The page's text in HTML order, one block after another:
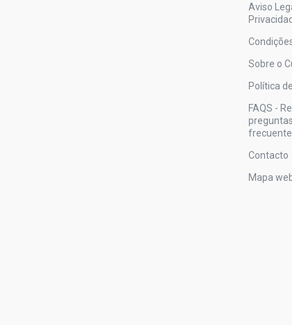
Aviso
Sobre o
Política
FAQS -
Contacto
Mapa